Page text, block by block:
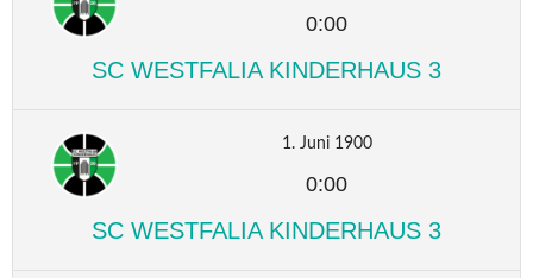
0:00
SC WESTFALIA KINDERHAUS 3
1. Juni 1900
0:00
SC WESTFALIA KINDERHAUS 3